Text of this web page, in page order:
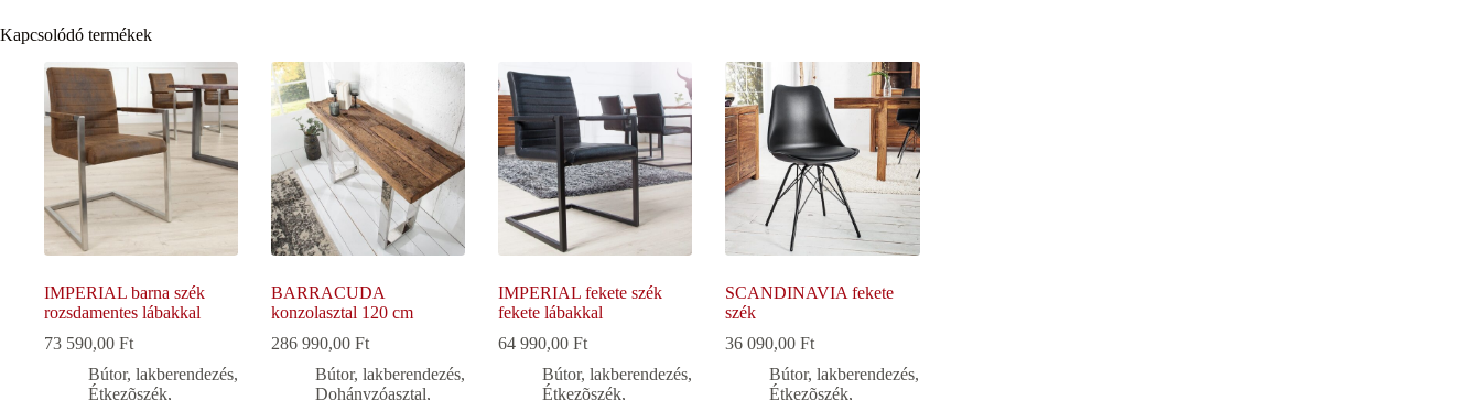
Kapcsolódó termékek
IMPERIAL barna szék
rozsdamentes lábakkal
73 590,00 Ft
Bútor, lakberendezés,
Étkezõszék,
BARRACUDA
konzolasztal 120 cm
286 990,00Ft
Bútor, lakberendezés,
Dohányzóasztal,
IMPERIAL fekete szék
fekete lábakkal
64 990,00Ft
Bútor, lakberendezés,
Étkezõszék,
SCANDINAVIA fekete
szék
36 090,00Ft
Bútor, lakberendezés,
Étkezõszék,